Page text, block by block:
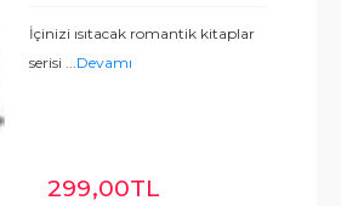
İçinizi ısıtacak romantik kitaplar
serisi...Devamı
299,00TL